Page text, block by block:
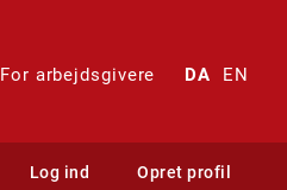
For arbejdsgivere DA EN
Log ind Opret profil